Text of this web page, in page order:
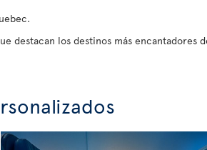
destacan los destinos más encantadores